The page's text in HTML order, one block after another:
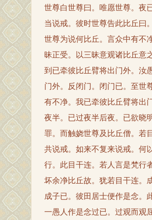
世尊白世尊曰。唯愿世尊。夜
当说戒。彼时世尊告此比丘曰
世尊为说何比丘。言众中有不
昧正受。以三昧意观诸比丘意
到已牵彼比丘臂将出门外。汝
门外。反闭门。闭门已。至世
有不净。我已牵彼比丘臂将出
夜半。已过夜半后夜。已欲晓
罪。而触娆世尊及比丘僧。若
共说戒。如来不复来说戒。何
行。此目干连。若人言是梵行
坏余净比丘故。犹若目干连。
成子已。彼田居士便作是念。
一愚人作是念过已。过观而观